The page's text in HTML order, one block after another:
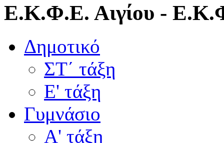
Ε.Κ.Φ.Ε. Αιγίου -
Δημοτικό
ΣΤ΄ τάξη
Ε' τάξη
Γυμνάσιο
Α' τάξη